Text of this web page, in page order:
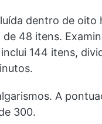
dentro de
48 itens.
144 itens,
A
300.